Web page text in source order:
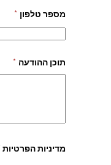
מספר טלפון *
תוכן ההודעה *
מדיניות הפרטיות